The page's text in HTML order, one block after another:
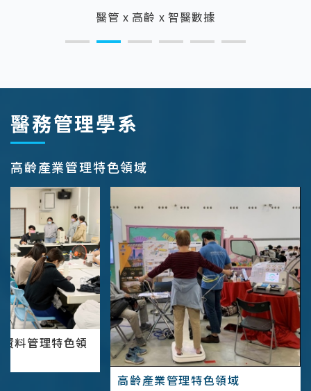
醫管 x 高齡 x 智醫數據
醫務管理學系
高齡產業管理特色領域
料管理特色領
高齡產業管理特色領域